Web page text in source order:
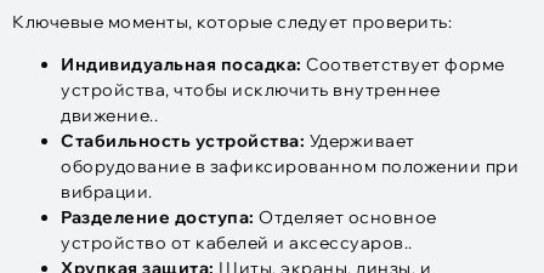
Ключевые моменты, которые следует проверить:
Индивидуальная посадка: Соответствует форме
устройства, чтобы исключить внутреннее
движение..
Стабильность устройства: Удерживает
оборудование в зафиксированном положении при
вибрации.
Разделение доступа: Отделяет основное
устройство от кабелей и аксессуаров..
Хрупкая защита: Щиты, экраны, линзы, и